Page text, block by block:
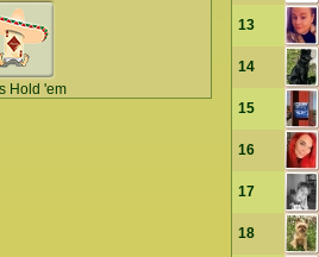
Hold 'em
13
14
15
16
17
18